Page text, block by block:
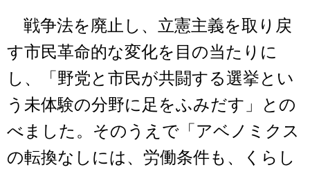
戦争法を廃止し、立憲主義を取り戻
す市民革命的な変化を目の当たりに
し、「野党と市民が共闘する選挙とい
う未体験の分野に足をふみだす」との
べました。そのうえで「アベノミクス
の転換なしには、労働条件も、くらし